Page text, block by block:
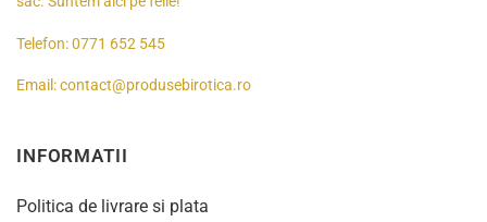
Telefon:0771 652 545
Email:contact@produsebirotica.ro
INFORMATII
Politica de livrare si plata